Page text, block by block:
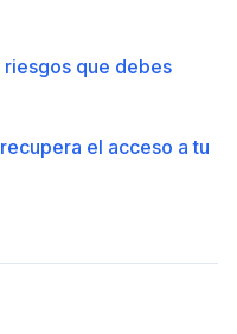
riesgos que debes
el acceso a tu